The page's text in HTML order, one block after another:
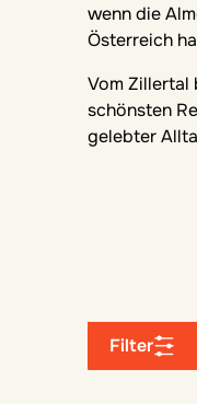
wenn die
Österreich
Vom Zillertal
schönsten
gelebter
Filter